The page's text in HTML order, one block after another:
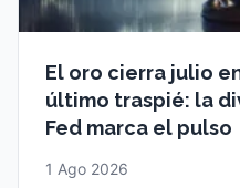
El oro cierra julio
último traspié: la
Fed marca el pulso
1 Ago 2026